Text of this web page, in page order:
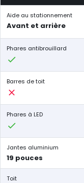
Aide au stationnement
Avant et arrière
Phares antibrouillard
Barres de toit
Phares à LED
Jantes aluminium
19 pouces
Toit